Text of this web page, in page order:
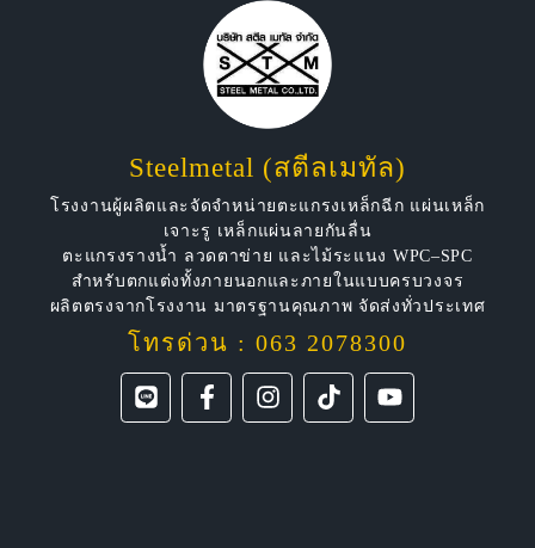
Steelmetal (สตีลเมทัล)
โรงงานผู้ผลิตและจัดจำหน่ายตะแกรงเหล็กฉีก แผ่นเหล็ก
เจาะรู เหล็กแผ่นลายกันลื่น
ตะแกรงรางน้ำ ลวดตาข่าย และไม้ระแนง WPC–SPC
สำหรับตกแต่งทั้งภายนอกและภายในแบบครบวงจร
ผลิตตรงจากโรงงาน มาตรฐานคุณภาพ จัดส่งทั่วประเทศ
โทรด่วน : 063 2078300